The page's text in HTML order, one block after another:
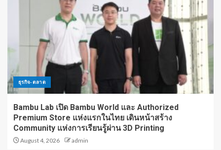
ธุรกิจ-ตลาด
Bambu Lab เปิด Bambu World และ Authorized
Premium Store แห่งแรกในไทย เดินหน้าสร้าง
Community แห่งการเรียนรู้ผ่าน 3D Printing
August 4, 2026 admin